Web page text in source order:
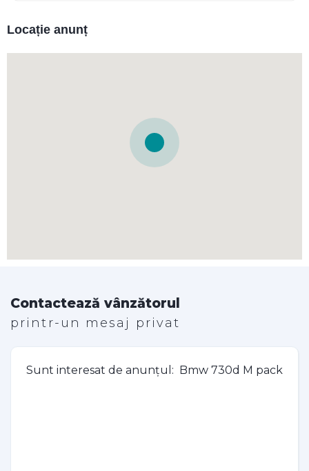
Locație anunț
Contactează vânzătorul
printr-un mesaj privat